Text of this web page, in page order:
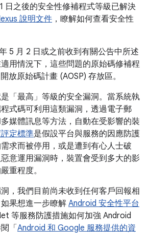
日之後的安全性修補程式等級已解決
說明文件 ，瞭解如何查看安全性
5 月 2 日或之前收到有關公告中所述
用情況下，這些問題的原始碼修補程
放原始碼計畫 (AOSP) 存放區。
「最高」等級的安全漏洞。當系統執
式碼可利用這類漏洞，透過電子郵
媒體訊息等方法，自動在受影響的裝
定標準是假設平台與服務的因應防護
求而被停用，或是遭到有心人士破
意運用漏洞時，裝置會受到多大的影
重程度。
，我們目前尚未收到任何客戶回報相
果想進一步瞭解 Android 安全性平台
等服務防護措施如何加強 Android
「 Android 和 Google 服務提供的資